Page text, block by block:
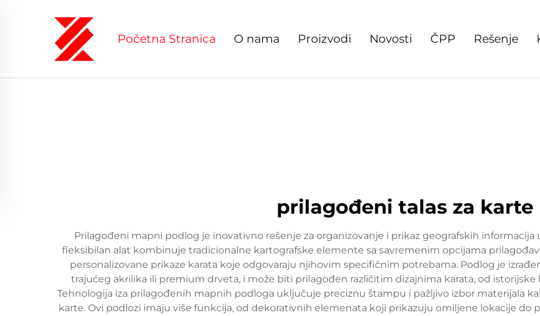
Početna Stranica O nama Proizvodi Novosti ČPP Rešenje
prilagođeni talas za karte
Prilagođeni mapni podlog je inovativno rešenje za organizovanje i prikaz geografskih informacija
fleksibilan alat kombinuje tradicionalne kartografske elemente sa savremenim opcijama
personalizovane prikaze karata koje odgovaraju njihovim specifičnim potrebama. Podlog je
trajućeg akrilika ili premium drveta, i može biti prilagođen različitim dizajnima karata, od
Tehnologija iza prilagođenih mapnih podloga uključuje preciznu štampu i pažljivo izbor materijala
karte. Ovi podlozi imaju više funkcija, od dekorativnih elemenata koji prikazuju omiljene lokacije do